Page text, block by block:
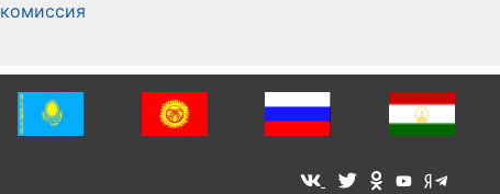
комиссия